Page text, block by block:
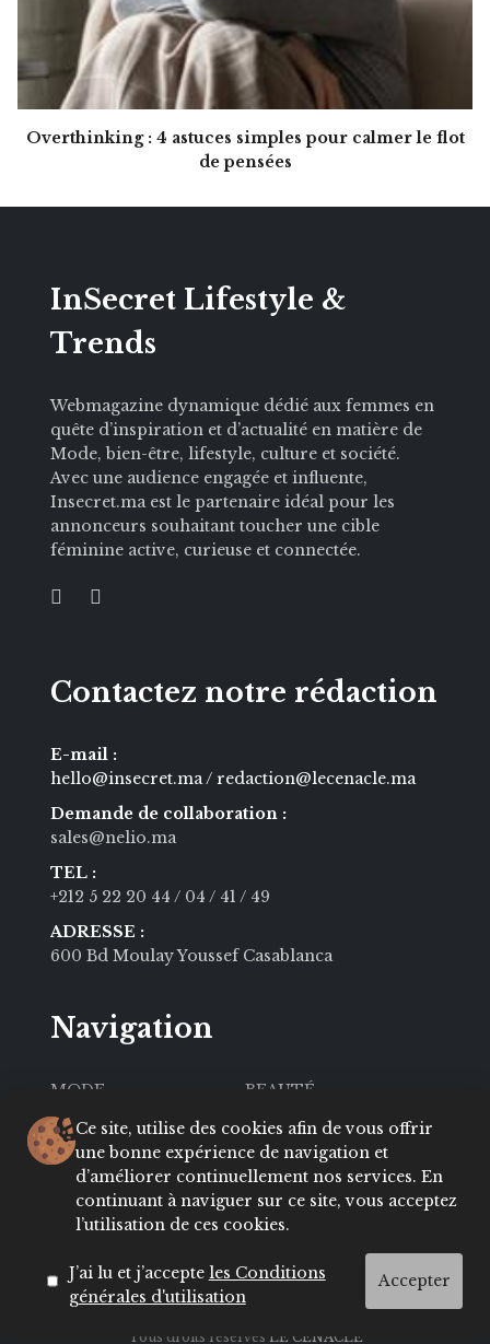
Overthinking : 4 astuces simples pour calmer le flot
de pensées
Ce site, utilise des cookies afin de vous offrir
une bonne expérience de navigation et
d’améliorer continuellement nos services. En
continuant à naviguer sur ce site, vous acceptez
l’utilisation de ces cookies.
J’ai lu et j’accepte les Conditions
générales d'utilisation
Accepter
InSecret Lifestyle &
Trends
Webmagazine dynamique dédié aux femmes en
quête d’inspiration et d’actualité en matière de
Mode, bien-être, lifestyle, culture et société.
Avec une audience engagée et influente,
Insecret.ma est le partenaire idéal pour les
annonceurs souhaitant toucher une cible
féminine active, curieuse et connectée.
Contactez notre rédaction
E-mail :
hello@insecret.ma / redaction@lecenacle.ma
Demande de collaboration :
sales@nelio.ma
TEL :
+212 5 22 20 44 / 04 / 41 / 49
ADRESSE :
600 Bd Moulay Youssef Casablanca
Navigation
MODE
BEAUTÉ
SOCIÉTÉ
CULTURE
VIE PRIVÉE
LIFESTYLE
About
Contact
Tous droits réservés LE CENACLE